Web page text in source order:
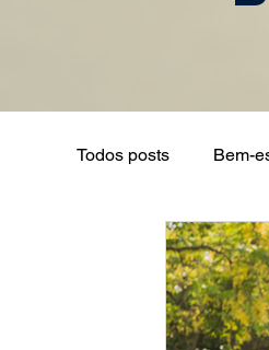
Todos posts Bem-
Seguros
Saúde da Mulher